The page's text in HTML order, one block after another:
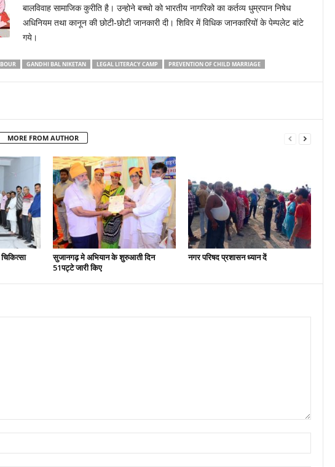
बालविवाह सामाजिक कुरीति है। उन्होने बच्चो को भारतीय नागरिको का कर्तव्य धुम्रपान निषेध
अधिनियम तथा कानून की छोटी-छोटी जानकारी दी। शिविर में विधिक जानकारियों के पेम्पलेट बांटे
गये।
GANDHI BAL NIKETAN LEGAL LITERACY CAMP PREVENTION OF CHILD MARRIAGE
MORE FROM AUTHOR
सुजानगढ़ मे अभियान के शुरुआती दिन
51पट्टे जारी किए
नगर परिषद प्रशासन ध्यान दें